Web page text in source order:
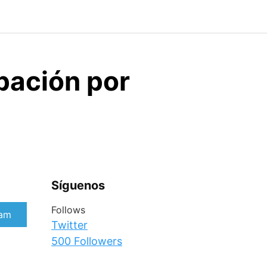
por
Síguenos
Follows
Twitter
500 Followers